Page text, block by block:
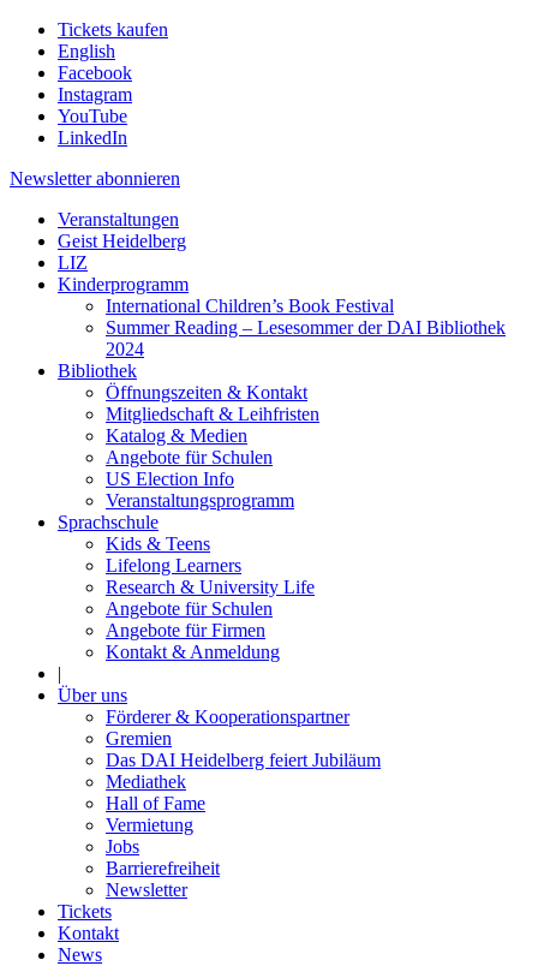
Tickets kaufen
English
Facebook
Instagram
YouTube
LinkedIn
Newsletter abonnieren
Veranstaltungen
Geist Heidelberg
LIZ
Kinderprogramm
International Children’s Book Festival
Summer Reading – Lesesommer der DAI Bibliothek
2024
Bibliothek
Öffnungszeiten & Kontakt
Mitgliedschaft & Leihfristen
Katalog & Medien
Angebote für Schulen
US Election Info
Veranstaltungsprogramm
Sprachschule
Kids & Teens
Lifelong Learners
Research & University Life
Angebote für Schulen
Angebote für Firmen
Kontakt & Anmeldung
|
Über uns
Förderer & Kooperationspartner
Gremien
Das DAI Heidelberg feiert Jubiläum
Mediathek
Hall of Fame
Vermietung
Jobs
Barrierefreiheit
Newsletter
Tickets
Kontakt
News